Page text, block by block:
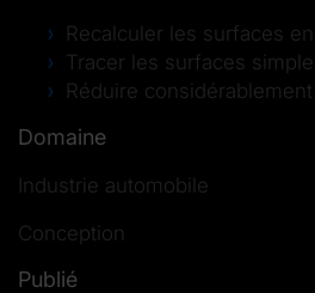
Recalculer les surfaces
Tracer les surfaces
Réduire
Domaine
Industrie automobile
Conception
Publié